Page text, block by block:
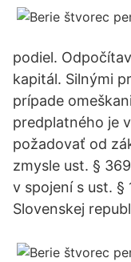
podiel.
kapitál. Silnými
prípade
predplatného je
požadovať od
zmysle ust. §
v spojení s ust. §
Slovenskej